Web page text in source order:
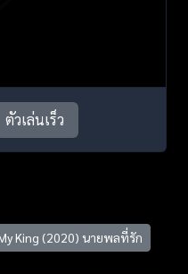
ตัวเล่นเร็ว
King (2020) นายพลที่รัก